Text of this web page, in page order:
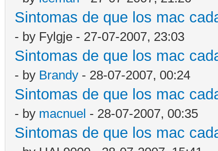
Sintomas de que los mac
- by Fylgje - 27-07-2007, 23:03
Sintomas de que los mac
- by Brandy - 28-07-2007, 00:24
Sintomas de que los mac
- by macnuel - 28-07-2007, 00:35
Sintomas de que los mac